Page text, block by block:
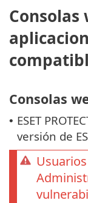
Consolas
Consolas
• ESET
versión de
Usuarios